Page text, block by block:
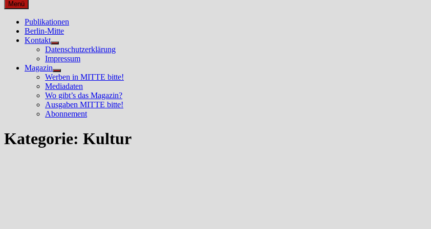
Menü
Publikationen
Berlin-Mitte
Kontakt
Untermenü
anzeigen
Datenschutzerklärung
Impressum
Magazin
Untermenü
anzeigen
Werben in MITTE bitte!
Mediadaten
Wo gibt’s das Magazin?
Ausgaben MITTE bitte!
Abonnement
Kategorie: Kultur